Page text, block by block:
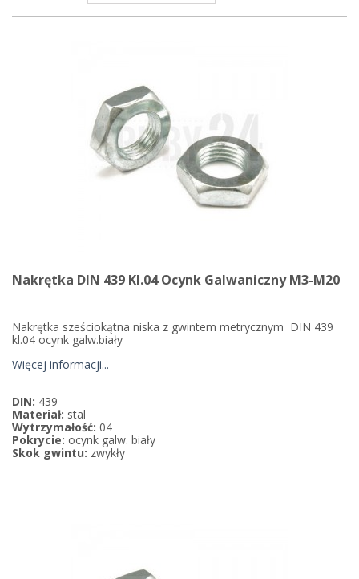
Nakrętka DIN 439 Kl.04 Ocynk Galwaniczny M3-M20
Nakrętka sześciokątna niska z gwintem metrycznym DIN 439
kl.04 ocynk galw.biały
Więcej informacji...
DIN: 439
Materiał: stal
Wytrzymałość: 04
Pokrycie: ocynk galw. biały
Skok gwintu: zwykły